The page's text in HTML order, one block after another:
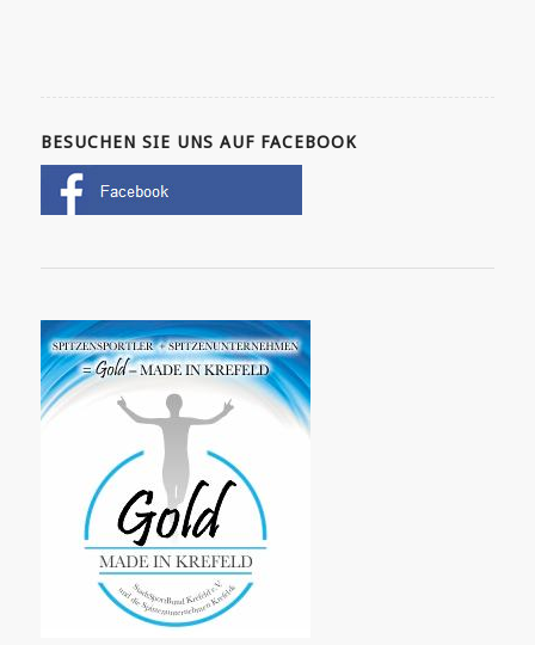
BESUCHEN SIE UNS AUF FACEBOOK